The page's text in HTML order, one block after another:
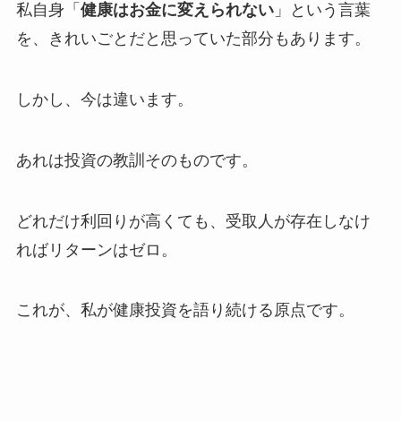
私自身「 健康はお金に変えられない」という言葉
を、きれいごとだと思っていた部分もあります。
しかし、今は違います。
あれは投資の教訓そのものです。
どれだけ利回りが高くても、受取人が存在しなけ
ればリターンはゼロ。
これが、私が健康投資を語り続ける原点です。